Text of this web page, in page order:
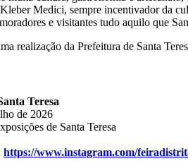
Medici, sempre incentivador da
e visitantes tudo aquilo que
realização da Prefeitura de Santa
Teresa
de 2026
de Santa Teresa
https://www.instagram.com/